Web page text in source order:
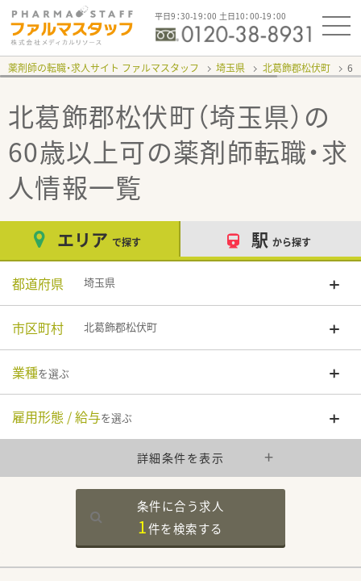
平日9：30-19：00 土日10：00-19：00
薬剤師の転職・求人サイト ファルマスタッフ 埼玉県 北葛飾郡松伏町
北葛飾郡松伏町（埼玉県）の
60歳以上可の薬剤師転職・求
人情報一覧
エリア で探す 駅 から探す
都道府県 埼玉県
市区町村 北葛飾郡松伏町
業種を選ぶ
雇用形態 / 給与を選ぶ
詳細条件を表示
条件に合う求人
1件を検索する